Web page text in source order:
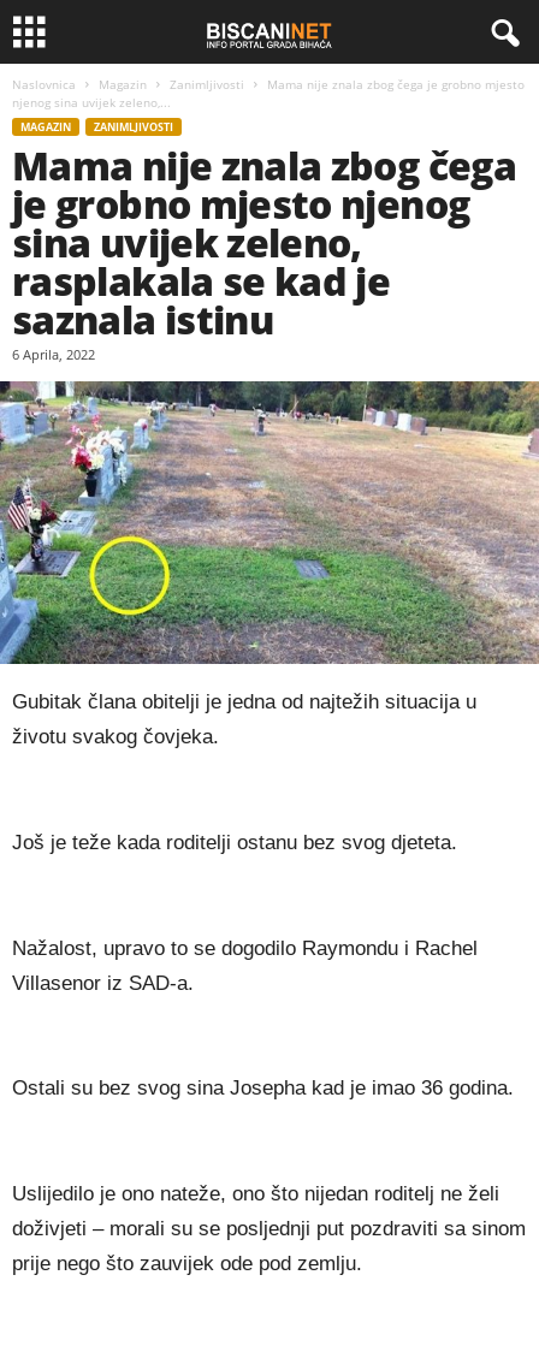
Naslovnica Magazin Zanimljivosti
Mama nije znala zbog čega je grobno mjesto
njenog sina uvijek zeleno,...
MAGAZIN ZANIMLJIVOSTI
Mama nije znala zbog čega
je grobno mjesto njenog
sina uvijek zeleno,
rasplakala se kad je
saznala istinu
6 Aprila, 2022
Gubitak člana obitelji je jedna od najtežih situacija u
životu svakog čovjeka.
Još je teže kada roditelji ostanu bez svog djeteta.
Nažalost, upravo to se dogodilo Raymondu i Rachel
Villasenor iz SAD-a.
Ostali su bez svog sina Josepha kad je imao 36 godina.
Uslijedilo je ono nateže, ono što nijedan roditelj ne želi
doživjeti – morali su se posljednji put pozdraviti sa sinom
prije nego što zauvijek ode pod zemlju.